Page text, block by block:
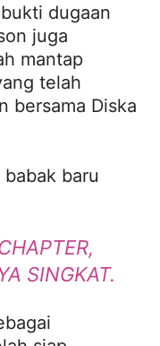
dugaan
juga
mantap
telah
bersama Diska
baru
SINGKAT.